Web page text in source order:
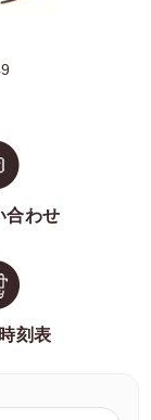
合わせ
刻表